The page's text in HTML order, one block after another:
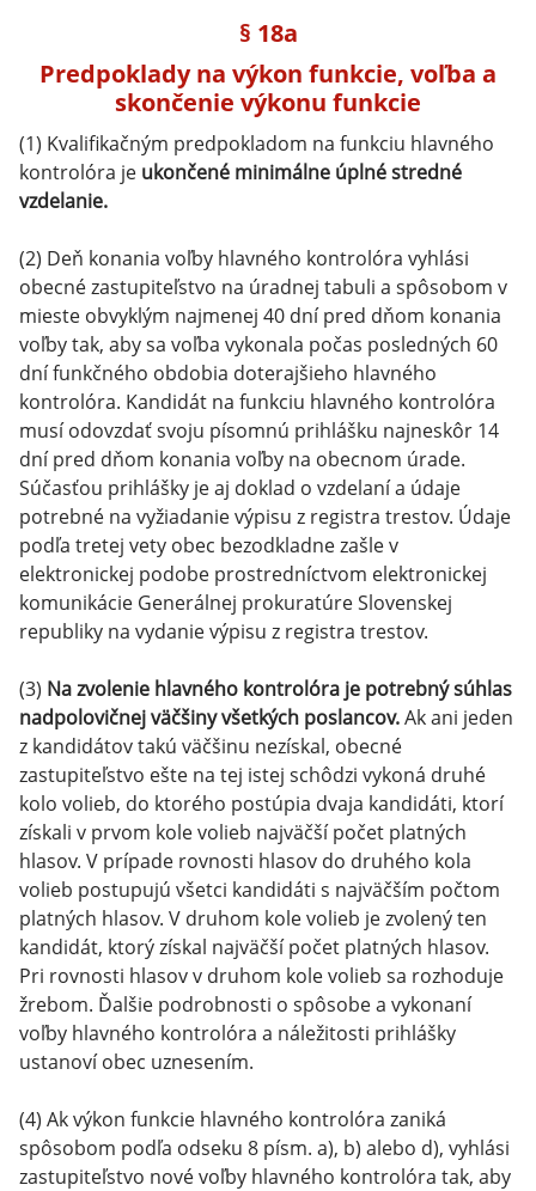
§ 18a
Predpoklady na výkon funkcie, voľba a
skončenie výkonu funkcie
(1) Kvalifikačným predpokladom na funkciu hlavného
kontrolóra je ukončené minimálne úplné stredné
vzdelanie.
(2) Deň konania voľby hlavného kontrolóra vyhlási
obecné zastupiteľstvo na úradnej tabuli a spôsobom v
mieste obvyklým najmenej 40 dní pred dňom konania
voľby tak, aby sa voľba vykonala počas posledných 60
dní funkčného obdobia doterajšieho hlavného
kontrolóra. Kandidát na funkciu hlavného kontrolóra
musí odovzdať svoju písomnú prihlášku najneskôr 14
dní pred dňom konania voľby na obecnom úrade.
Súčasťou prihlášky je aj doklad o vzdelaní a údaje
potrebné na vyžiadanie výpisu z registra trestov. Údaje
podľa tretej vety obec bezodkladne zašle v
elektronickej podobe prostredníctvom elektronickej
komunikácie Generálnej prokuratúre Slovenskej
republiky na vydanie výpisu z registra trestov.
(3) Na zvolenie hlavného kontrolóra je potrebný súhlas
nadpolovičnej väčšiny všetkých poslancov.Ak ani jeden
z kandidátov takú väčšinu nezískal, obecné
zastupiteľstvo ešte na tej istej schôdzi vykoná druhé
kolo volieb, do ktorého postúpia dvaja kandidáti, ktorí
získali v prvom kole volieb najväčší počet platných
hlasov. V prípade rovnosti hlasov do druhého kola
volieb postupujú všetci kandidáti s najväčším počtom
platných hlasov. V druhom kole volieb je zvolený ten
kandidát, ktorý získal najväčší počet platných hlasov.
Pri rovnosti hlasov v druhom kole volieb sa rozhoduje
žrebom. Ďalšie podrobnosti o spôsobe a vykonaní
voľby hlavného kontrolóra a náležitosti prihlášky
ustanoví obec uznesením.
(4) Ak výkon funkcie hlavného kontrolóra zaniká
spôsobom podľa odseku 8 písm. a), b) alebo d), vyhlási
zastupiteľstvo nové voľby hlavného kontrolóra tak, aby